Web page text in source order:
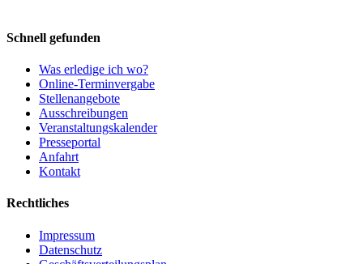
Schnell gefunden
Was erledige ich wo?
Online-Terminvergabe
Stellenangebote
Ausschreibungen
Veranstaltungskalender
Presseportal
Anfahrt
Kontakt
Rechtliches
Impressum
Datenschutz